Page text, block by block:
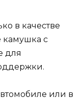
в качестве
камушка с
для
или в